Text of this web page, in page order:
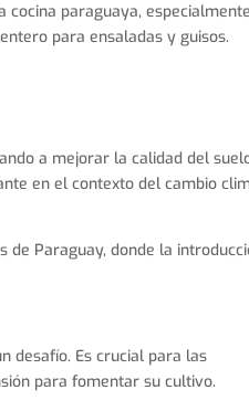
paraguaya,
para ensaladas y guisos.
a mejorar la calidad del
en el contexto del cambio
de Paraguay, donde la
desafío. Es crucial para las
para fomentar su cultivo.